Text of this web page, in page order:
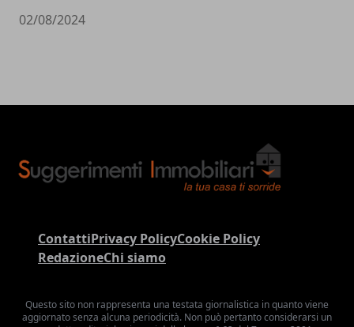
02/08/2024
ContattiPrivacy PolicyCookie Policy
RedazioneChi siamo
Questo sito non rappresenta una testata giornalistica in quanto viene
aggiornato senza alcuna periodicità. Non può pertanto considerarsi un